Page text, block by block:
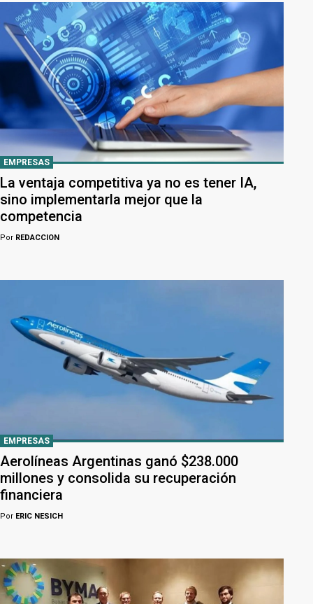
EMPRESAS
La ventaja competitiva ya no es tener IA,
sino implementarla mejor que la
competencia
Por REDACCION
EMPRESAS
Aerolíneas Argentinas ganó $238.000
millones y consolida su recuperación
financiera
Por ERIC NESICH